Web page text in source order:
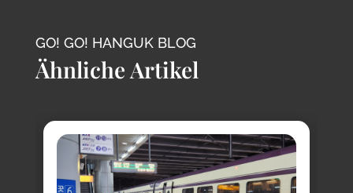
GO! GO! HANGUK BLOG
Ähnliche Artikel